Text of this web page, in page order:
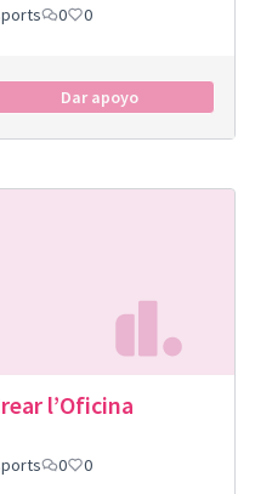
0 0
Dar apoyo
l’Oficina
0 0